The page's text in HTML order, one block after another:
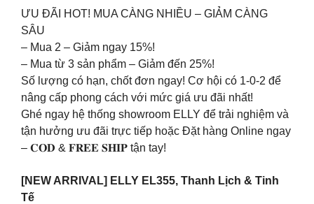
ƯU ĐÃI HOT! MUA CÀNG NHIỀU – GIẢM CÀNG
SÂU
– Mua 2 – Giảm ngay 15%!
– Mua từ 3 sản phẩm – Giảm đến 25%!
Số lượng có hạn, chốt đơn ngay! Cơ hội có 1-0-2 để
nâng cấp phong cách với mức giá ưu đãi nhất!
Ghé ngay hệ thống showroom ELLY để trải nghiệm và
tận hưởng ưu đãi trực tiếp hoặc Đặt hàng Online ngay
– 𝐂𝐎𝐃 & 𝐅𝐑𝐄𝐄 𝐒𝐇𝐈𝐏 tận tay!
[NEW ARRIVAL] ELLY EL355, Thanh Lịch & Tinh
Tế